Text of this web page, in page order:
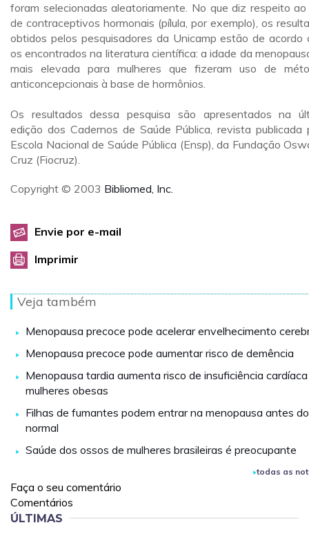
foram selecionadas aleatoriamente. No que diz respeito ao
de contraceptivos hormonais (pílula, por exemplo), os
obtidos pelos pesquisadores da Unicamp estão de acordo
os encontrados na literatura científica: a idade da
mais elevada para mulheres que fizeram uso de
anticoncepcionais à base de hormônios.
Os resultados dessa pesquisa são apresentados na
edição dos Cadernos de Saúde Pública, revista publicada
Escola Nacional de Saúde Pública (Ensp), da Fundação
Cruz (Fiocruz).
Copyright © 2003 Bibliomed, Inc.
Envie por e-mail
Imprimir
Veja também
Menopausa precoce pode acelerar envelhecimento
Menopausa precoce pode aumentar risco de demência
Menopausa tardia aumenta risco de insuficiência
mulheres obesas
Filhas de fumantes podem entrar na menopausa antes do
normal
Saúde dos ossos de mulheres brasileiras é preocupante
todas as
Faça o seu comentário
Comentários
ÚLTIMAS